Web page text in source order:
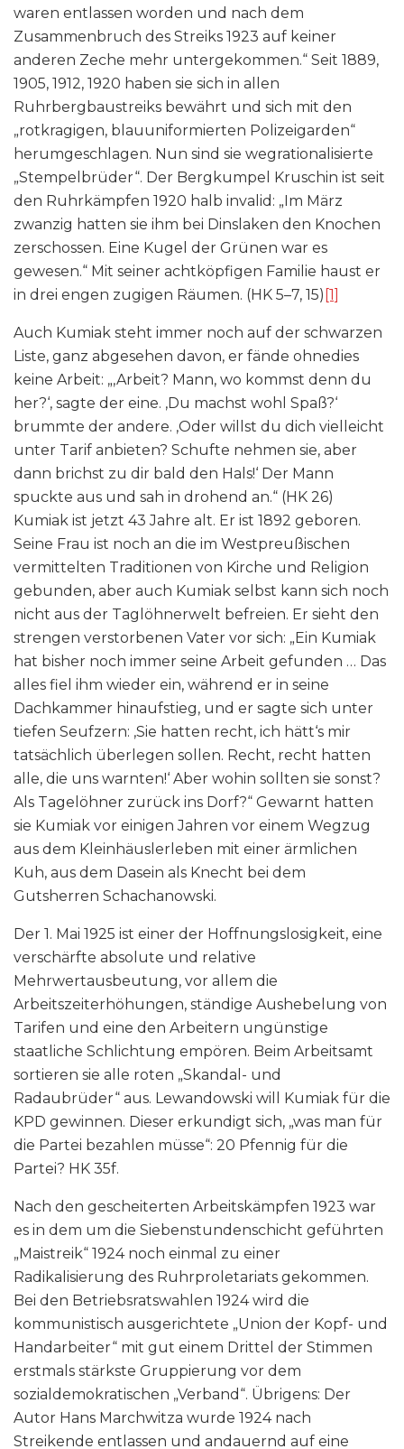
waren entlassen worden und nach dem
Zusammenbruch des Streiks 1923 auf keiner
anderen Zeche mehr untergekommen.“ Seit 1889,
1905, 1912, 1920 haben sie sich in allen
Ruhrbergbaustreiks bewährt und sich mit den
„rotkragigen, blauuniformierten Polizeigarden“
herumgeschlagen. Nun sind sie wegrationalisierte
„Stempelbrüder“. Der Bergkumpel Kruschin ist seit
den Ruhrkämpfen 1920 halb invalid: „Im März
zwanzig hatten sie ihm bei Dinslaken den Knochen
zerschossen. Eine Kugel der Grünen war es
gewesen.“ Mit seiner achtköpfigen Familie haust er
in drei engen zugigen Räumen. (HK 5–7, 15) [1]
Auch Kumiak steht immer noch auf der schwarzen
Liste, ganz abgesehen davon, er fände ohnedies
keine Arbeit: „‚Arbeit? Mann, wo kommst denn du
her?‘, sagte der eine. ‚Du machst wohl Spaß?‘
brummte der andere. ‚Oder willst du dich vielleicht
unter Tarif anbieten? Schufte nehmen sie, aber
dann brichst zu dir bald den Hals!‘ Der Mann
spuckte aus und sah in drohend an.“ (HK 26)
Kumiak ist jetzt 43 Jahre alt. Er ist 1892 geboren.
Seine Frau ist noch an die im Westpreußischen
vermittelten Traditionen von Kirche und Religion
gebunden, aber auch Kumiak selbst kann sich noch
nicht aus der Taglöhnerwelt befreien. Er sieht den
strengen verstorbenen Vater vor sich: „Ein Kumiak
hat bisher noch immer seine Arbeit gefunden … Das
alles fiel ihm wieder ein, während er in seine
Dachkammer hinaufstieg, und er sagte sich unter
tiefen Seufzern: ‚Sie hatten recht, ich hätt‘s mir
tatsächlich überlegen sollen. Recht, recht hatten
alle, die uns warnten!‘ Aber wohin sollten sie sonst?
Als Tagelöhner zurück ins Dorf?“ Gewarnt hatten
sie Kumiak vor einigen Jahren vor einem Wegzug
aus dem Kleinhäuslerleben mit einer ärmlichen
Kuh, aus dem Dasein als Knecht bei dem
Gutsherren Schachanowski.
Der 1. Mai 1925 ist einer der Hoffnungslosigkeit, eine
verschärfte absolute und relative
Mehrwertausbeutung, vor allem die
Arbeitszeiterhöhungen, ständige Aushebelung von
Tarifen und eine den Arbeitern ungünstige
staatliche Schlichtung empören. Beim Arbeitsamt
sortieren sie alle roten „Skandal- und
Radaubrüder“ aus. Lewandowski will Kumiak für die
KPD gewinnen. Dieser erkundigt sich, „was man für
die Partei bezahlen müsse“: 20 Pfennig für die
Partei? HK 35f.
Nach den gescheiterten Arbeitskämpfen 1923 war
es in dem um die Siebenstundenschicht geführten
„Maistreik“ 1924 noch einmal zu einer
Radikalisierung des Ruhrproletariats gekommen.
Bei den Betriebsratswahlen 1924 wird die
kommunistisch ausgerichtete „Union der Kopf- und
Handarbeiter“ mit gut einem Drittel der Stimmen
erstmals stärkste Gruppierung vor dem
sozialdemokratischen „Verband“. Übrigens: Der
Autor Hans Marchwitza wurde 1924 nach
Streikende entlassen und andauernd auf eine